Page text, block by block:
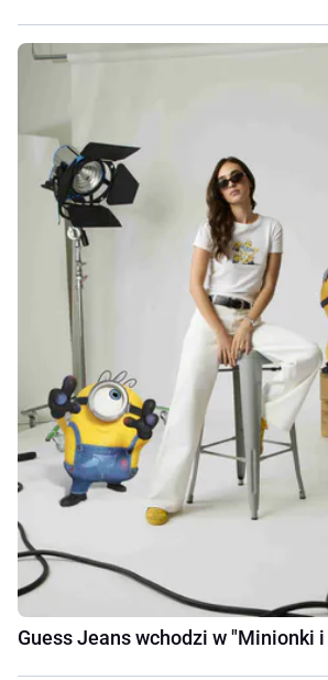
Guess Jeans wchodzi w "Minionki i